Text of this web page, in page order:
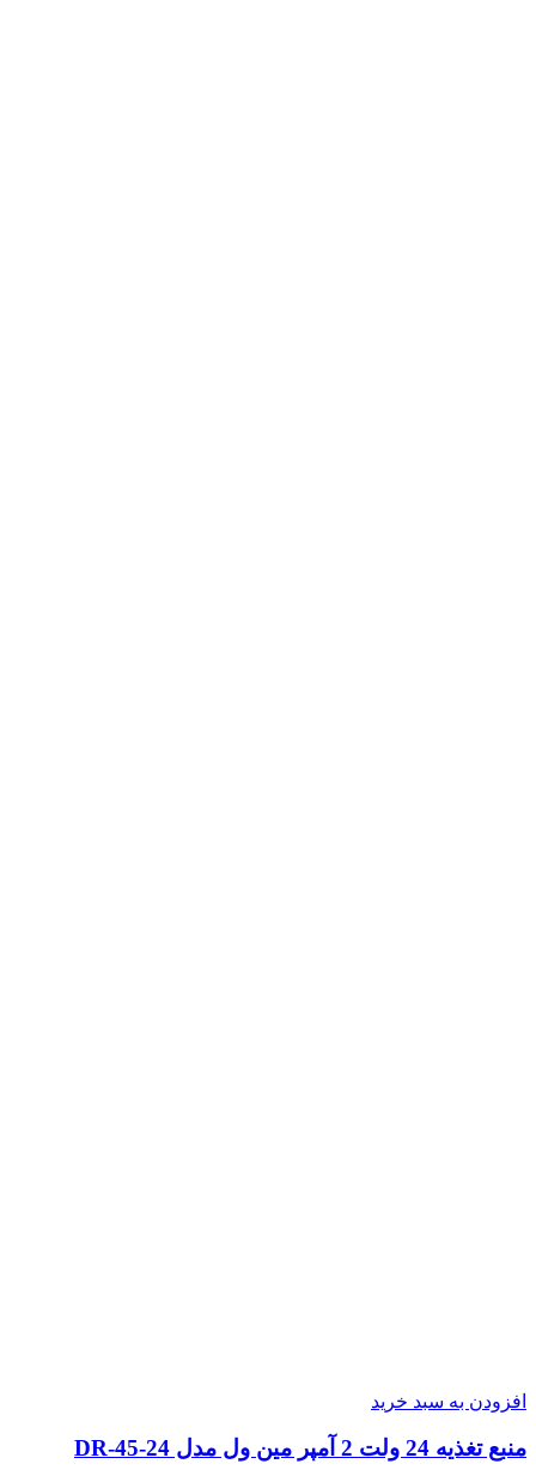
افزودن به سبد خرید
منبع تغذیه 24 ولت 2 آمپر مین ول مدل DR-45-24